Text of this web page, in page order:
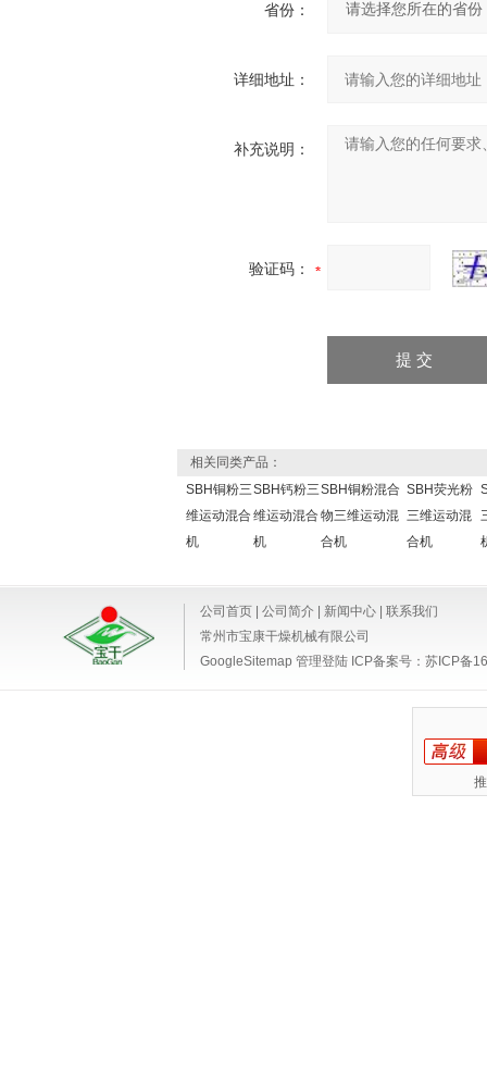
省份：
详细地址：
补充说明：
验证码：
相关同类产品：
SBH铜粉三
维运动混合
机
SBH钙粉三
维运动混合
机
SBH铜粉混合
物三维运动混
合机
SBH荧光粉
三维运动混
合机
公司首页 公司简介 新闻中心
联系我们
常州市宝康干燥机械有限公司
GoogleSitemap 管理登陆 ICP备案号： 苏ICP备